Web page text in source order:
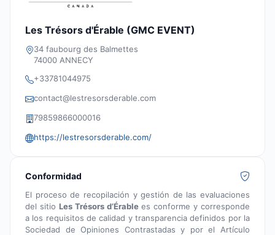
Les Trésors d'Érable (GMC EVENT)
34 faubourg des Balmettes
74000 ANNECY
+33781044975
contact@lestresorsderable.com
79859866000016
https://lestresorsderable.com/
Conformidad
El proceso de recopilación y gestión de las evaluaciones
del sitio Les Trésors d’Érablees conforme y corresponde
a los requisitos de calidad y transparencia definidos por la
Sociedad de Opiniones Contrastadas y por el Artículo